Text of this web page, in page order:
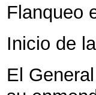
Flanqueo
Inicio de
El